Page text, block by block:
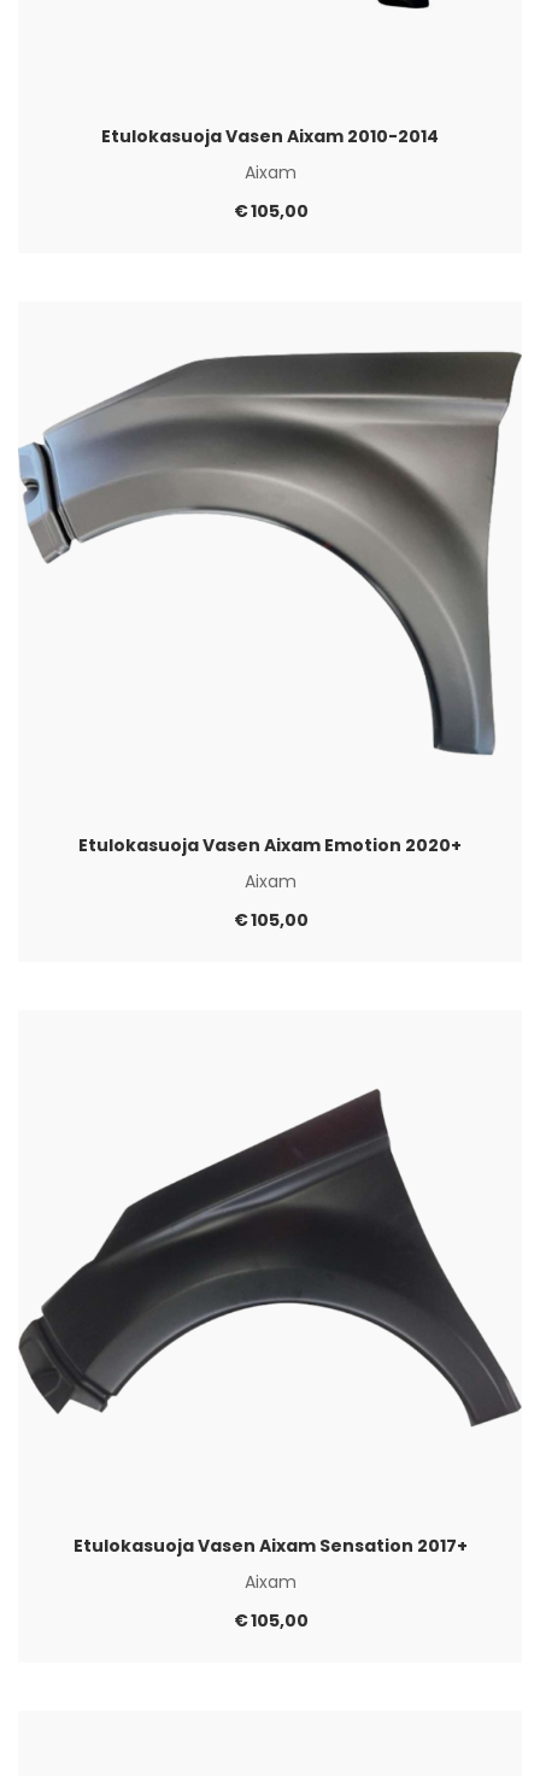
Etulokasuoja Vasen Aixam 2010-2014
Aixam
€105,00
Etulokasuoja Vasen Aixam Emotion 2020+
Aixam
€105,00
Etulokasuoja Vasen Aixam Sensation 2017+
Aixam
€105,00